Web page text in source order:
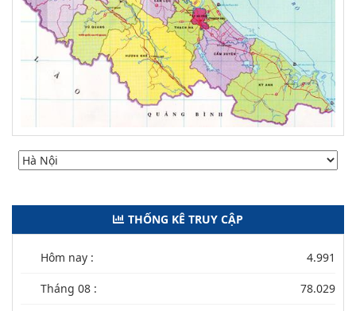
THỐNG KÊ TRUY CẬP
Hôm nay : 4.991
Tháng 08 : 78.029